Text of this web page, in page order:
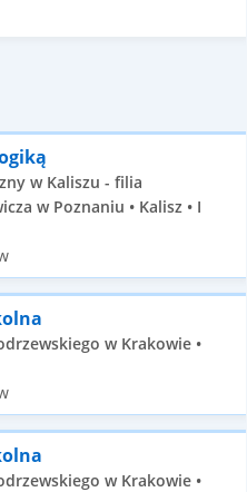
w Kaliszu - filia
w Poznaniu • Kalisz • I
w Krakowie •
w Krakowie •